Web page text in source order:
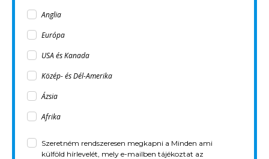
Anglia
Európa
USA és Kanada
Közép- és Dél-Amerika
Ázsia
Afrika
Szeretném rendszeresen megkapni a Minden ami
külföld hírlevelét, mely e-mailben tájékoztat az